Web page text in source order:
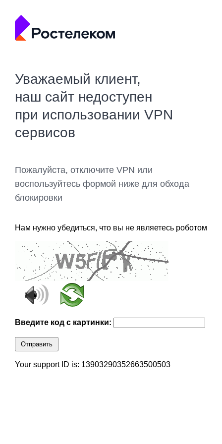
Уважаемый клиент,
наш сайт недоступен
при использовании VPN
сервисов
Пожалуйста, отключите VPN или
воспользуйтесь формой ниже для обхода
блокировки
Нам нужно убедиться, что вы не являетесь роботом
Введите код с картинки:
Отправить
Your support ID is: 13903290352663500503